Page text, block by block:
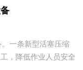
一条新型活塞压缩
，降低作业人员安全